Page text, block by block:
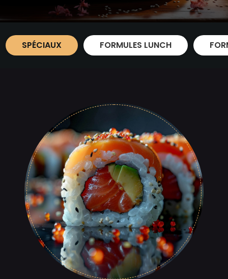
SPÉCIAUX FORMULES LUNCH